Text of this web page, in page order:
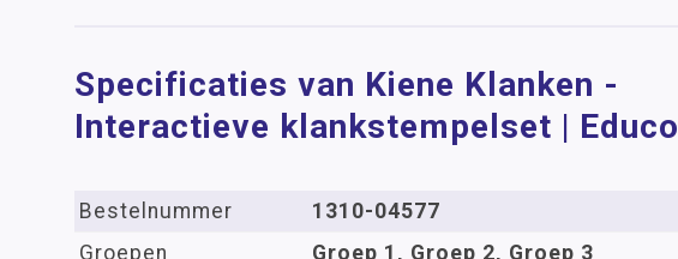
Specificaties van Kiene Klanken -
Interactieve klankstempelset | Educo
Bestelnummer
1310-04577
Groepen
Groep 1, Groep 2, Groep 3